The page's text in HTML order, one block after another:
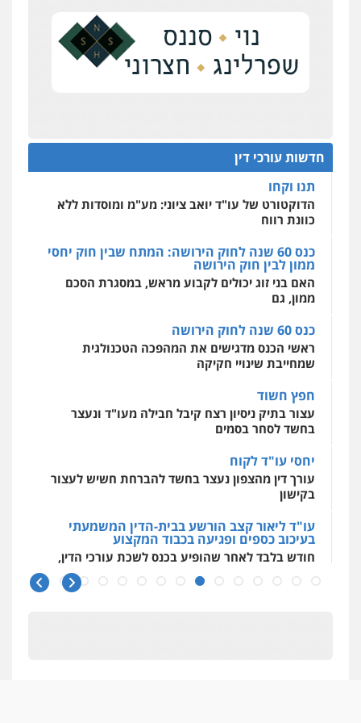
0504578527
אחסון אתרים
מקצועיים לעורכי דין
מרכז התחלה חדשה
אסירים עבירות מין שירותים מקצועיים
לעורכי דין
חדשות עורכי דין
על סדר היום
כנס תביעות ייצוגיות: הדילמה בין זכויות צרכנים
להגנה על עסקים קטנים
תנו וקחו
הדוקטורט של עו"ד יואב ציוני: מע"מ ומוסדות ללא
כוונת רווח
כנס 60 שנה לחוק הירושה: המתח שבין חוק יחסי
ממון לבין חוק הירושה
האם בני זוג יכולים לקבוע מראש, במסגרת הסכם
ממון, גם
כנס 60 שנה לחוק הירושה
ראשי הכנס מדגישים את המהפכה הטכנולגית
שמחייבת שינויי חקיקה
חפץ חשוד
עצור בתיק ניסיון רצח קיבל חבילה מעו"ד ונעצר
בחשד לסחר בסמים
יחסי עו"ד לקוח
עורך דין מהצפון נעצר בחשד להברחת חשיש לעצור
בקישון
עו"ד ליאור קצב הורשע בבית-הדין המשמעתי
בעיכוב כספים ופגיעה בכבוד המקצוע
חודש בלבד לאחר שהופיע בכנס לשכת עורכי הדין,
קצב הורשע